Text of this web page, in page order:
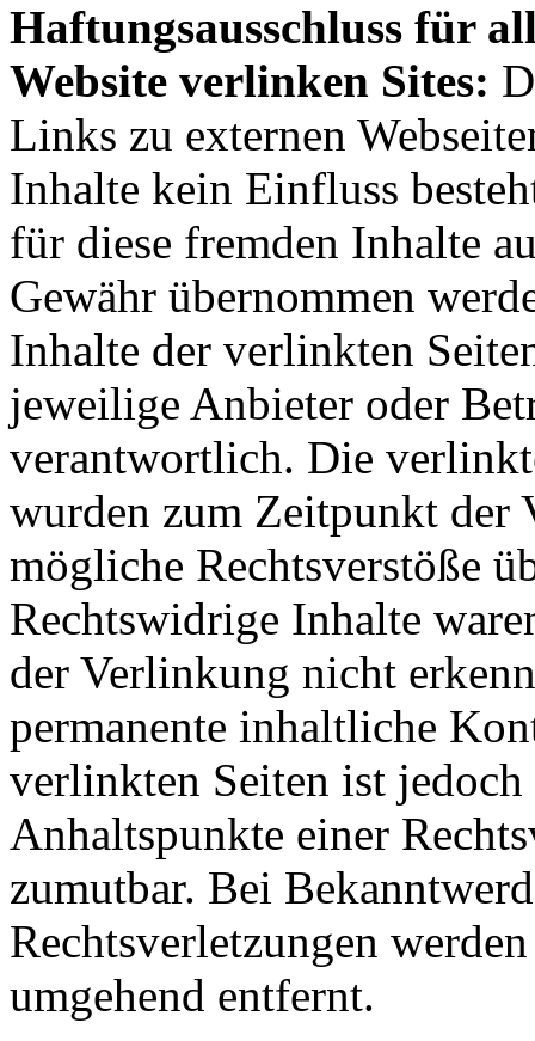
Haftungsausschluss für
Website verlinken Sites:
Links zu externen
Inhalte kein Einfluss
für diese fremden Inhalte
Gewähr übernommen
Inhalte der verlinkten
jeweilige Anbieter oder
verantwortlich. Die
wurden zum Zeitpunkt der
mögliche Rechtsverstöße
Rechtswidrige Inhalte
der Verlinkung nicht
permanente inhaltliche
verlinkten Seiten ist
Anhaltspunkte einer
zumutbar. Bei
Rechtsverletzungen
umgehend entfernt.